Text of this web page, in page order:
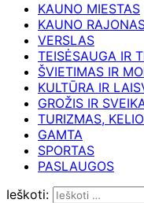
KAUNO MIESTAS
KAUNO
VERSLAS
TEISĖSAUGA IR
ŠVIETIMAS IR
KULTŪRA IR
GROŽIS IR
TURIZMAS,
GAMTA
SPORTAS
PASLAUGOS
Ieškoti: